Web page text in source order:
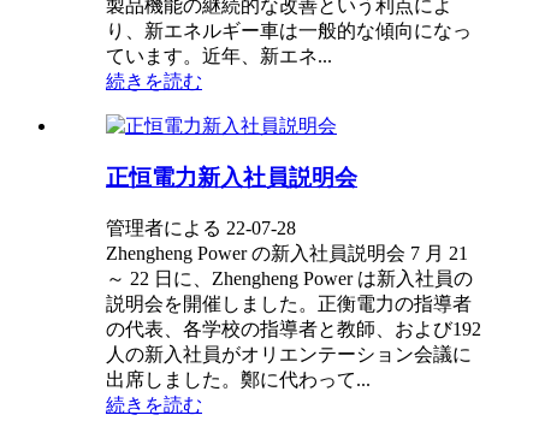
製品機能の継続的な改善という利点によ
り、新エネルギー車は一般的な傾向になっ
ています。近年、新エネ...
続きを読む
正恒電力新入社員説明会
管理者による 22-07-28
Zhengheng Power の新入社員説明会 7 月 21
～ 22 日に、Zhengheng Power は新入社員の
説明会を開催しました。正衡電力の指導者
の代表、各学校の指導者と教師、および192
人の新入社員がオリエンテーション会議に
出席しました。鄭に代わって...
続きを読む